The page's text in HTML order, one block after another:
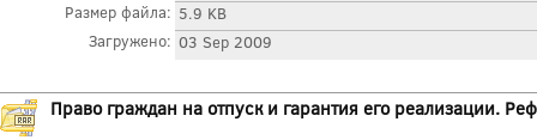
Размер файла: 5.9 KB
Загружено: 03 Sep 2009
Право граждан на отпуск и гарантия его реализации.